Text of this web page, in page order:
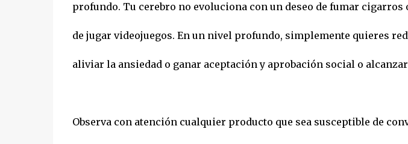
profundo. Tu cerebro no evoluciona con un deseo de fumar cigarros
de jugar videojuegos. En un nivel profundo, simplemente quieres
aliviar la ansiedad o ganar aceptación y aprobación social o
Observa con atención cualquier producto que sea susceptible de